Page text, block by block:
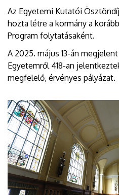
Az Egyetemi Kutatói
hozta létre a kormány a
Program folytatásaként.
A 2025. május 13-án
Egyetemről 418-an
megfelelő, érvényes pályázat.